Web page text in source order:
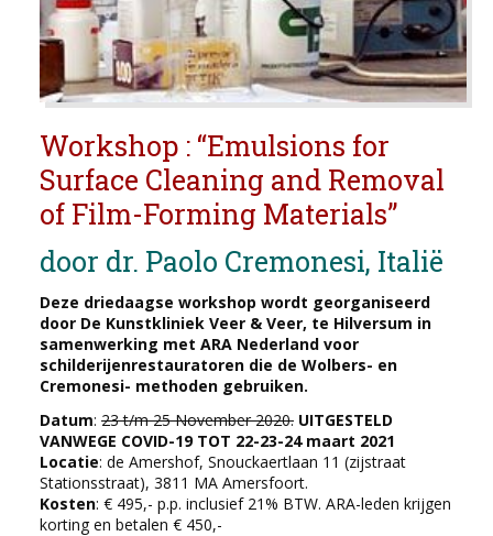
Workshop : “Emulsions for
Surface Cleaning and Removal
of Film-Forming Materials”
door dr. Paolo Cremonesi, Italië
Deze driedaagse workshop wordt georganiseerd
door De Kunstkliniek Veer & Veer, te Hilversum in
samenwerking met ARA Nederland voor
schilderijenrestauratoren die de Wolbers- en
Cremonesi- methoden gebruiken.
Datum: 23 t/m 25 November 2020. UITGESTELD
VANWEGE COVID-19 TOT 22-23-24 maart 2021
Locatie: de Amershof, Snouckaertlaan 11 (zijstraat
Stationsstraat), 3811 MA Amersfoort.
Kosten: € 495,- p.p. inclusief 21% BTW. ARA-leden krijgen
korting en betalen € 450,-